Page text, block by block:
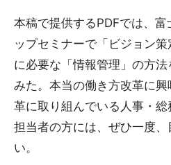
本稿で提供するPDFでは、富
ップセミナーで「ビジョン
に必要な「情報管理」の方
みた。本当の働き方改革に
革に取り組んでいる人事・
担当者の方には、ぜひ一度
い。